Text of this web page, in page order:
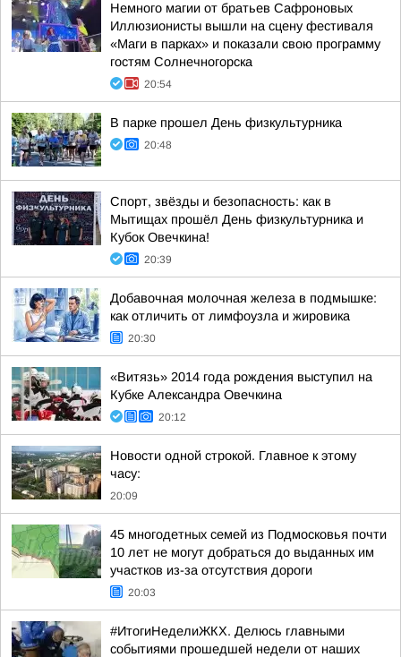
Немного магии от братьев Сафроновых
Иллюзионисты вышли на сцену фестиваля
«Маги в парках» и показали свою программу
гостям Солнечногорска
20:54
В парке прошел День физкультурника
20:48
Спорт, звёзды и безопасность: как в
Мытищах прошёл День физкультурника и
Кубок Овечкина!
20:39
Добавочная молочная железа в подмышке:
как отличить от лимфоузла и жировика
20:30
«Витязь» 2014 года рождения выступил на
Кубке Александра Овечкина
20:12
Новости одной строкой. Главное к этому
часу:
20:09
45 многодетных семей из Подмосковья почти
10 лет не могут добраться до выданных им
участков из-за отсутствия дороги
20:03
#ИтогиНеделиЖКХ. Делюсь главными
событиями прошедшей недели от наших